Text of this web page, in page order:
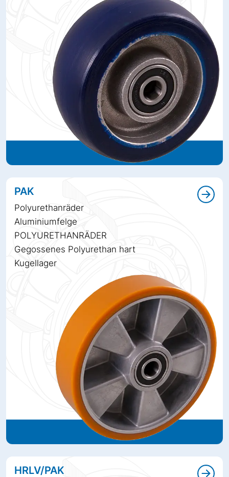
PAK
Polyurethanräder
Aluminiumfelge
POLYURETHANRÄDER
Gegossenes Polyurethan hart
Kugellager
HRLV/PAK